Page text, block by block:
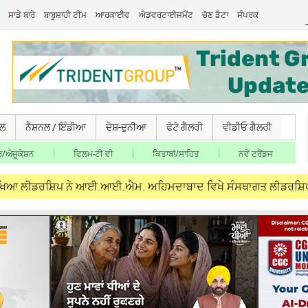
ਸਾਡੇ ਬਾਰੇ ਬਾਬੂਸ਼ਾਹੀ ਟੀਮ ਆਰਕਾਈਵ ਐਡਵਰਟਾਈਜਮੈਂਟ ਚੋਣ ਡੈਟਾ ਸੰਪਰਕ
ਨੈਸ਼ਨਲ / ਇੰਡੀਆ ਦੇਸ਼-ਦੁਨੀਆ ਫੋਟੋ ਗੈਲਰੀ ਵੀਡੀਓ ਗੈਲਰੀ
ਐਜੂਕੇ਼ਸ਼ਨ ਫਿਲਮ-ਟੀ ਵੀ ਕਿਤਾਬਾਂ/ਸਾਹਿਤ ਨਵੇਂ ਟਰੈਂਡਜ
ਨੇ ਆਈ.ਆਈ.ਐਮ. ਅਹਿਮਦਾਬਾਦ ਵਿਖੇ ਸੰਸਥਾਗਤ ਲੀਡਰਸ਼ਿਪ ਪ੍ਰੋਗਰਾਮ